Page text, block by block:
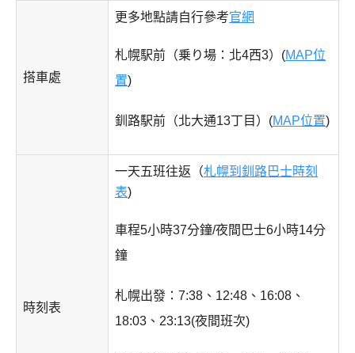
搭車處
更多地點請自行參考官網
札幌駅前（乗り場：北4西3）(MAP位
置)
釧路駅前（北大通13丁目）(MAP位置)
時刻表
一天五班往返（札幌到釧路巴士時刻
表)
車程5小時37分鐘/夜間巴士6小時14分
鐘
札幌出發：7:38、12:48、16:08、
18:03、23:13(夜間班次)